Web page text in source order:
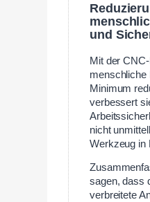
und
Mit der
menschliche
Minimum
verbessert
nicht
Werkzeug in
sagen, dass
verbreitete